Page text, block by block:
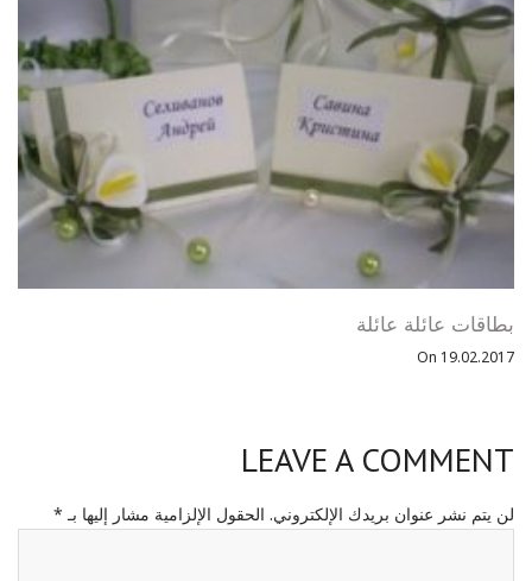
بطاقات عائلة عائلة
On 19.02.2017
LEAVE A COMMENT
لن يتم نشر عنوان بريدك الإلكتروني. الحقول الإلزامية مشار إليها بـ *